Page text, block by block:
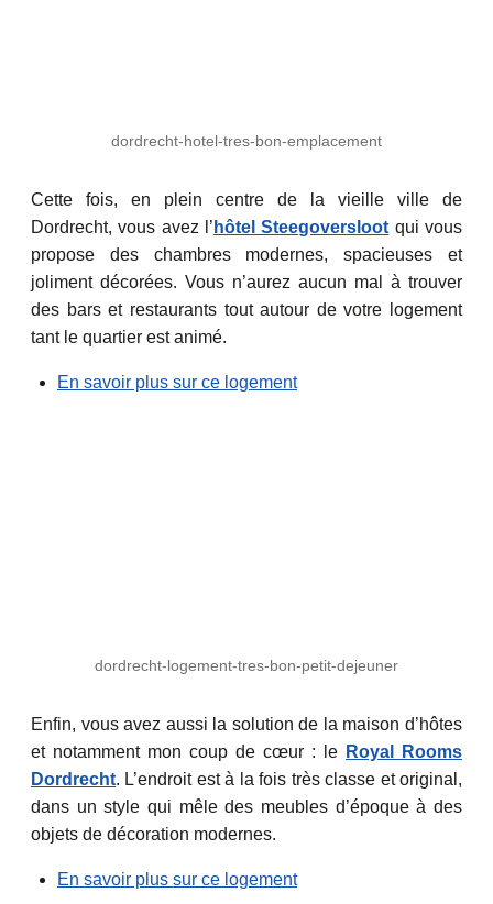
dordrecht-hotel-tres-bon-emplacement
Cette fois, en plein centre de la vieille ville de
Dordrecht, vous avez l’ hôtel Steegoversloot qui vous
propose des chambres modernes, spacieuses et
joliment décorées. Vous n’aurez aucun mal à trouver
des bars et restaurants tout autour de votre logement
tant le quartier est animé.
En savoir plus sur ce logement
dordrecht-logement-tres-bon-petit-dejeuner
Enfin, vous avez aussi la solution de la maison d’hôtes
et notamment mon coup de cœur : le Royal Rooms
Dordrecht. L’endroit est à la fois très classe et original,
dans un style qui mêle des meubles d’époque à des
objets de décoration modernes.
En savoir plus sur ce logement